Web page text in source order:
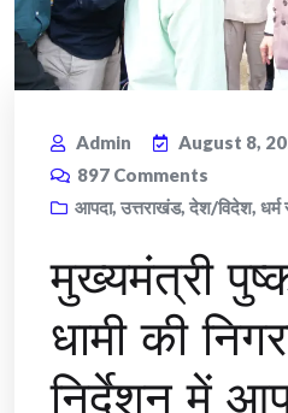
Admin
August 8,
897 Comments
आपदा, उत्तराखंड, देश/विदेश,
मुख्यमंत्री
धामी की